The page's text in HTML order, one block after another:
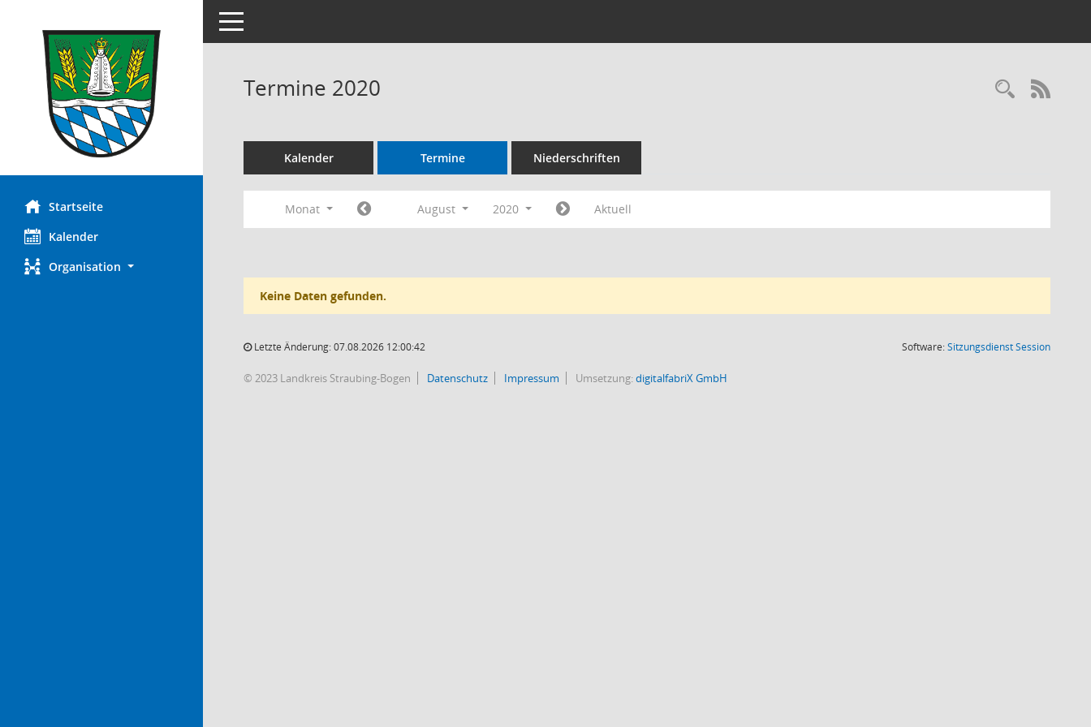
Startseite
Kalender
Organisation
Toggle navigation
Termine 2020
Kalender Termine Niederschriften
Monat August 2020 Aktuell
Keine Daten gefunden.
Letzte Änderung: 07.08.2026 12:00:42 Software:SitzungsdienstSession(Wird in
© 2023 Landkreis Straubing-Bogen Datenschutz Impressum Umsetzung:digitalfabriX GmbH